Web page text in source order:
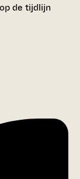
de tijdlijn